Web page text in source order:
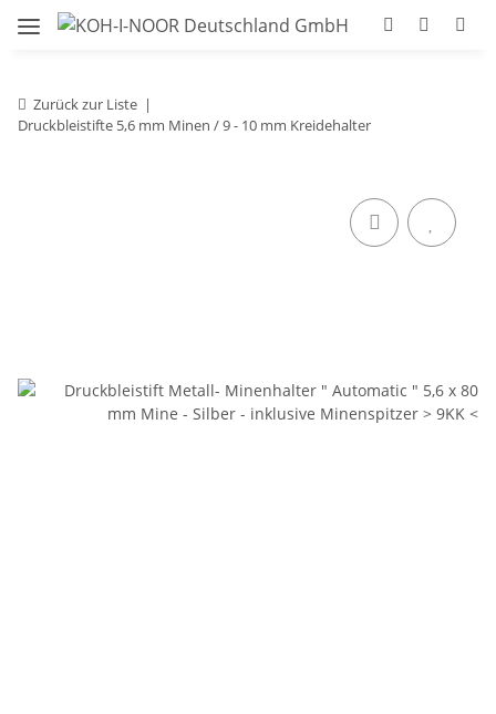
Zurück zur Liste
Druckbleistifte 5,6 mm Minen / 9 - 10 mm Kreidehalter